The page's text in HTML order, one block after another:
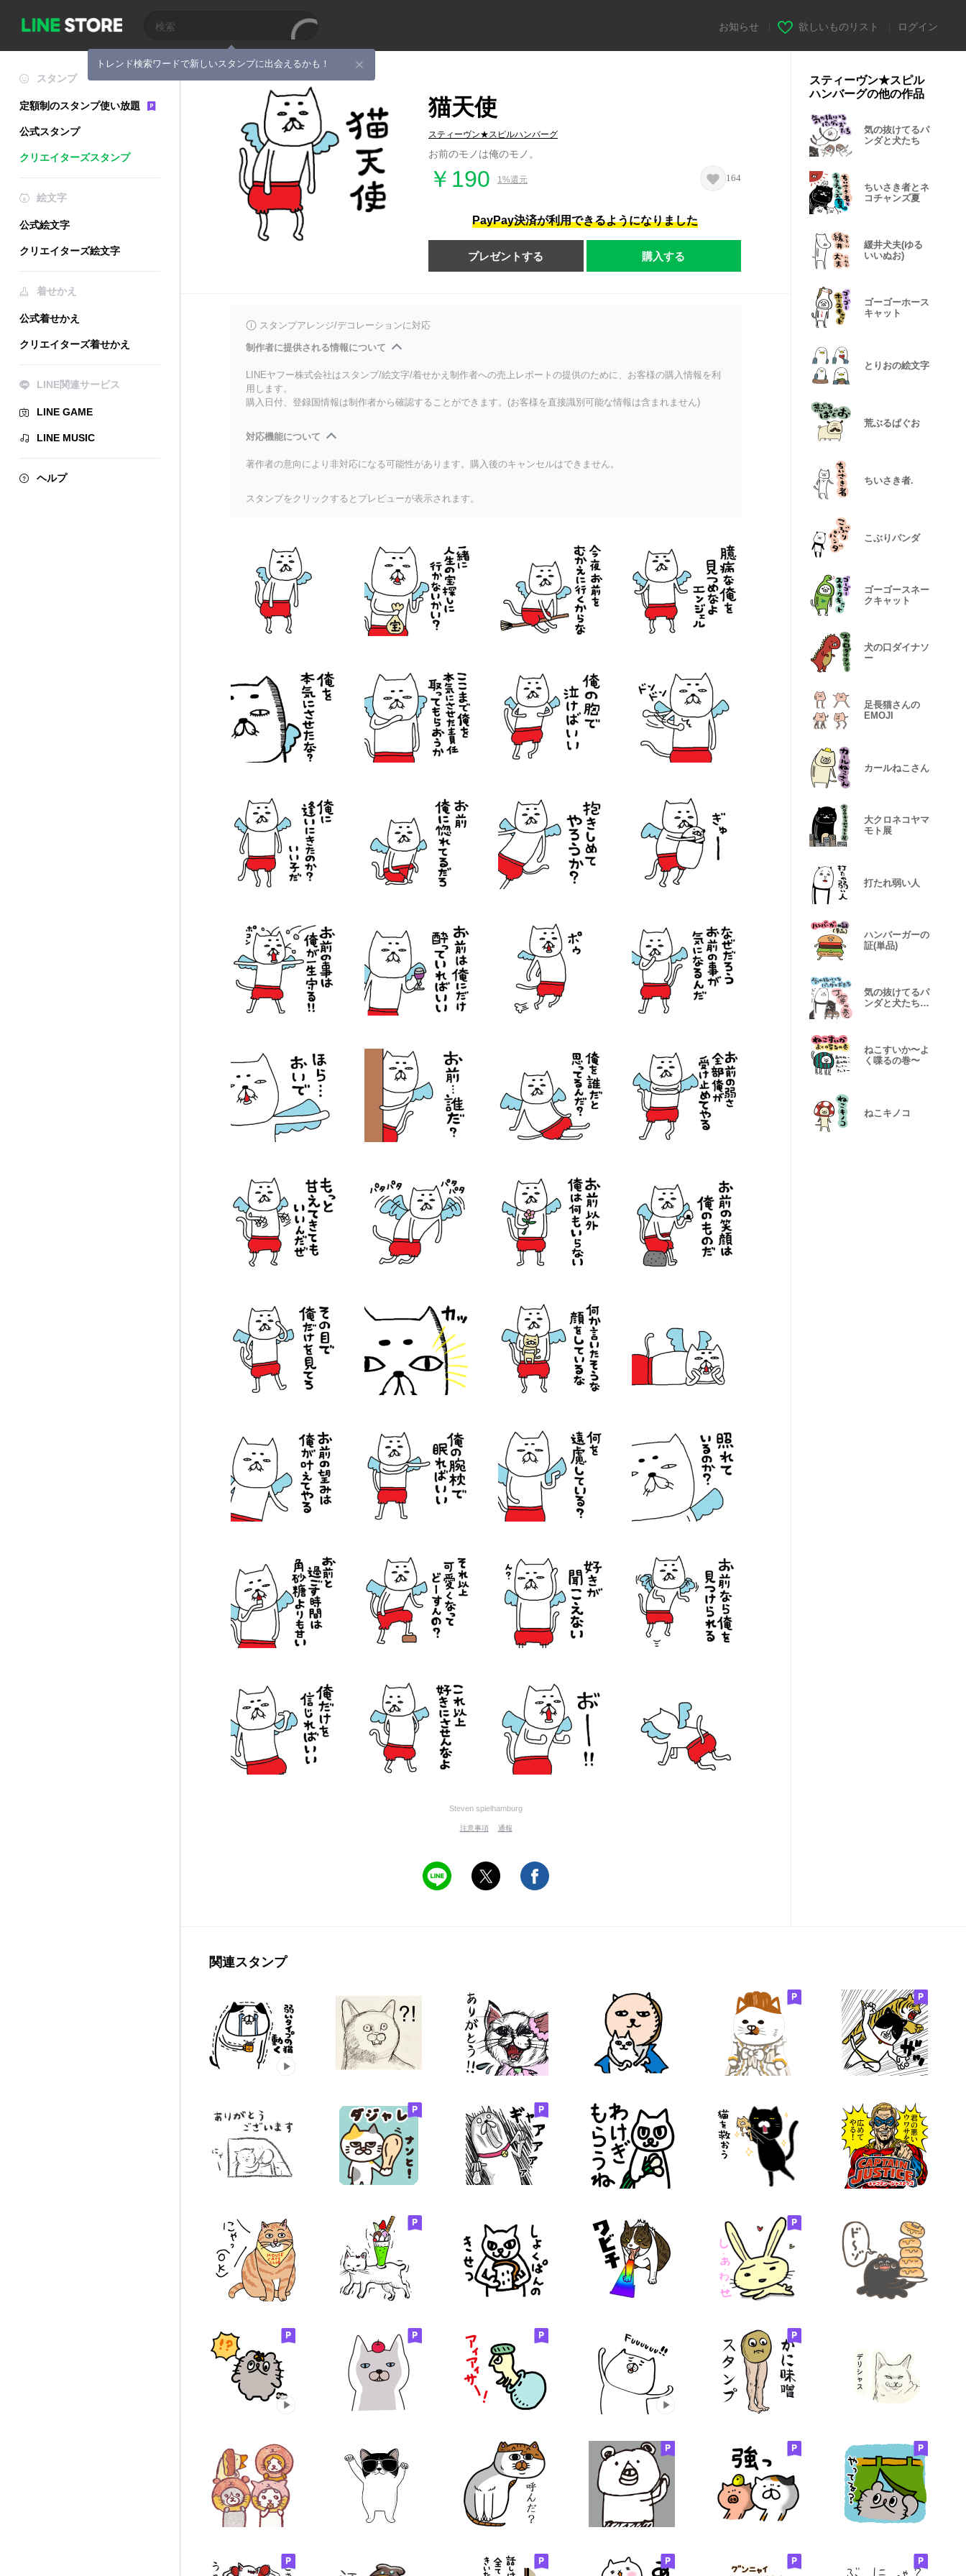
トレンド検索ワードで新しいスタンプに出会えるかも！
お知らせ 欲しいものリスト ログイン
スタンプ
定額制のスタンプ使い放題
公式スタンプ
クリエイターズスタンプ
絵文字
公式絵文字
クリエイターズ絵文字
着せかえ
公式着せかえ
クリエイターズ着せかえ
LINE関連サービス
LINE GAME
LINE MUSIC
ヘルプ
猫天使
スティーヴン★スピルハンバーグ
お前のモノは俺のモノ。
￥190 1%還元 164
PayPay決済が利用できるようになりました
プレゼントする 購入する
スタンプアレンジ/デコレーションに対応
制作者に提供される情報について
LINEヤフー株式会社はスタンプ/絵文字/着せかえ制作者への売上レポートの提供のために、お客様の購入情報を利
用します。
購入日付、登録国情報は制作者から確認することができます。(お客様を直接識別可能な情報は含まれません)
対応機能について
著作者の意向により非対応になる可能性があります。購入後のキャンセルはできません。
スタンプをクリックするとプレビューが表示されます。
Steven spielhamburg
注意事項 通報
スティーヴン★スピル
ハンバーグの他の作品
気の抜けてるパ
ンダと犬たち
ちいさき者とネ
コチャンズ夏
緩井犬夫(ゆる
いいぬお)
ゴーゴーホース
キャット
とりおの絵文字
荒ぶるぱぐお
ちいさき者.
こぶりパンダ
ゴーゴースネー
クキャット
犬の口ダイナソ
ー
足長猫さんの
EMOJI
カールねこさん
大クロネコヤマ
モト展
打たれ弱い人
ハンバーガーの
証(単品)
気の抜けてるパ
ンダと犬たち〜
ねこすいか〜よ
く喋るの巻〜
ねこキノコ
関連スタンプ